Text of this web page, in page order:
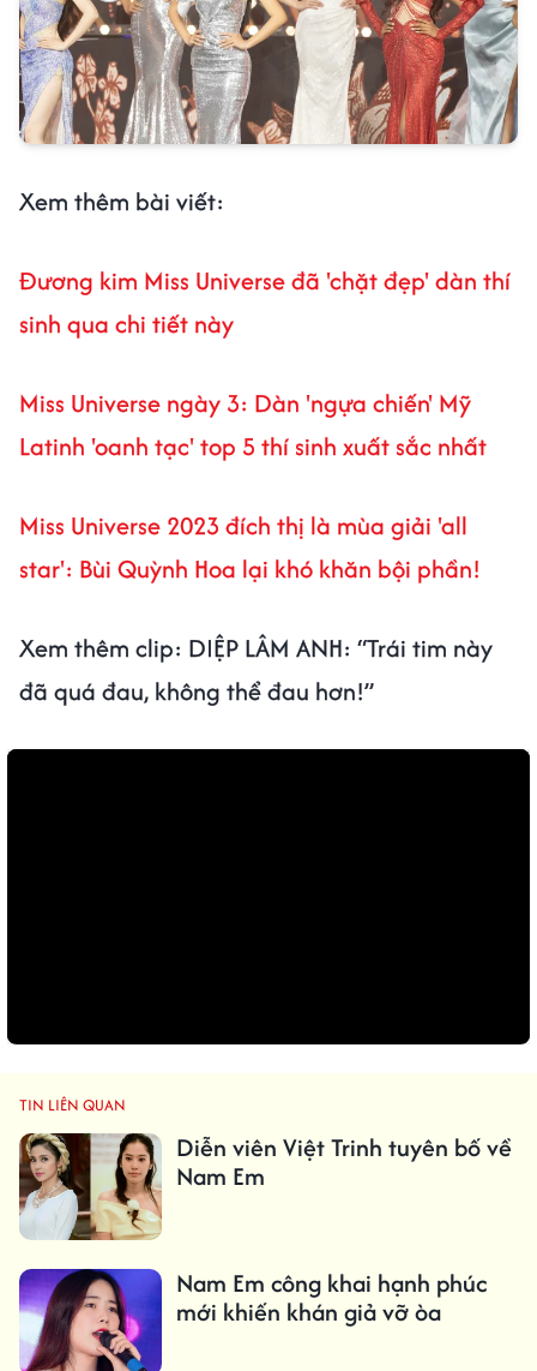
Xem thêm bài viết:
Đương kim Miss Universe đã 'chặt đẹp' dàn thí
sinh qua chi tiết này
Miss Universe ngày 3: Dàn 'ngựa chiến' Mỹ
Latinh 'oanh tạc' top 5 thí sinh xuất sắc nhất
Miss Universe 2023 đích thị là mùa giải 'all
star': Bùi Quỳnh Hoa lại khó khăn bội phần!
Xem thêm clip: DIỆP LÂM ANH: “Trái tim này
đã quá đau, không thể đau hơn!”
TIN LIÊN QUAN
Diễn viên Việt Trinh tuyên bố về
Nam Em
Nam Em công khai hạnh phúc
mới khiến khán giả vỡ òa